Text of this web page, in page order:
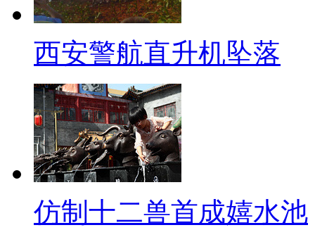
资讯统计的数据显示，252家带“
开披露的业务招待费一项，总
待费用超过中国铁建了，中国
然，我说的这些话全都不是什
社会责任在哪呢？再说个责任
事情，好多大人偏偏装不懂。
行人应该遵守的交通规则。(换
也开始罚款，最高100元，这个
西安警航直升机坠落
仿制十二兽首成嬉水池